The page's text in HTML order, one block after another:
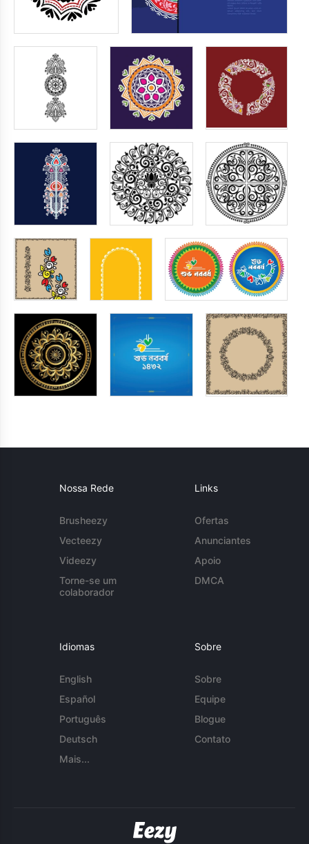
Nossa Rede
Brusheezy
Vecteezy
Videezy
Torne-se um
colaborador
Links
Ofertas
Anunciantes
Apoio
DMCA
Idiomas
English
Español
Português
Deutsch
Mais...
Sobre
Sobre
Equipe
Blogue
Contato